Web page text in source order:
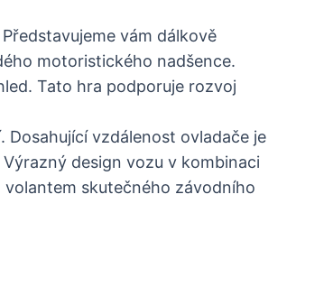
vám dálkově
motoristického nadšence.
Tato hra podporuje rozvoj
Dosahující vzdálenost ovladače je
design vozu v kombinaci
skutečného závodního